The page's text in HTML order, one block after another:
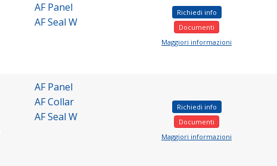
AF Panel
AF Seal W
Richiedi info
Documenti
Maggiori informazioni
AF Panel
AF Collar
AF Seal W
Richiedi info
Documenti
Maggiori informazioni